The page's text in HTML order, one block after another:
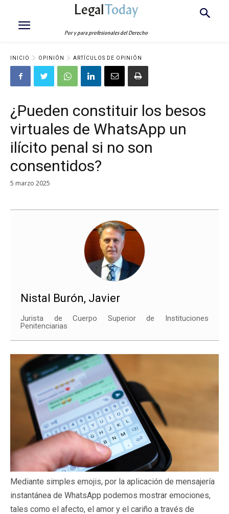
LegalToday
Por y para profesionales del Derecho
INICIO OPINIÓN ARTÍCULOS DE OPINIÓN
¿Pueden constituir los besos
virtuales de WhatsApp un
ilícito penal si no son
consentidos?
5 marzo 2025
Nistal Burón, Javier
Jurista de Cuerpo Superior de Instituciones
Penitenciarias
Mediante simples emojis, por la aplicación de mensajería
instantánea de WhatsApp podemos mostrar emociones,
tales como el afecto, el amor y el cariño a través de